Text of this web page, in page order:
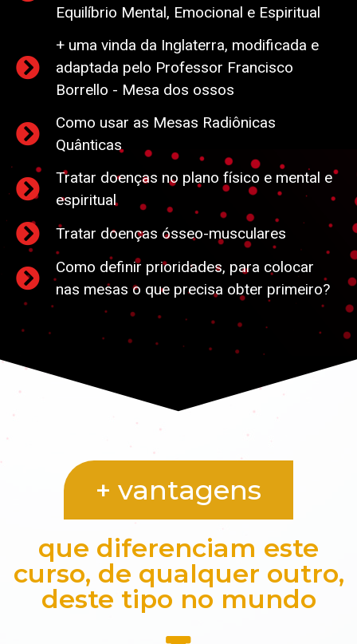
Equilíbrio Mental, Emocional e Espiritual
+ uma vinda da Inglaterra, modificada e
adaptada pelo Professor Francisco
Borrello - Mesa dos ossos
Como usar as Mesas Radiônicas
Quânticas
Tratar doenças no plano físico e mental e
espiritual
Tratar doenças ósseo-musculares
Como definir prioridades, para colocar
nas mesas o que precisa obter primeiro?
+ vantagens
que diferenciam este
curso, de qualquer outro,
deste tipo no mundo